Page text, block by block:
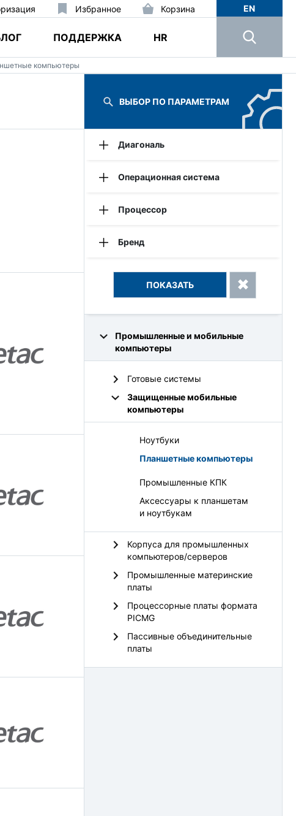
Избранное Корзина
ПОДДЕРЖКА HR
EN
компьютеры
ВЫБОР ПО ПАРАМЕТРАМ
Диагональ
Операционная система
Процессор
Бренд
Промышленные и мобильные
компьютеры
Готовые системы
Защищенные мобильные
компьютеры
Ноутбуки
Планшетные компьютеры
Промышленные КПК
Аксессуары к планшетам
и ноутбукам
Корпуса для промышленных
компьютеров/серверов
Промышленные материнские
платы
Процессорные платы формата
PICMG
Пассивные объединительные
платы